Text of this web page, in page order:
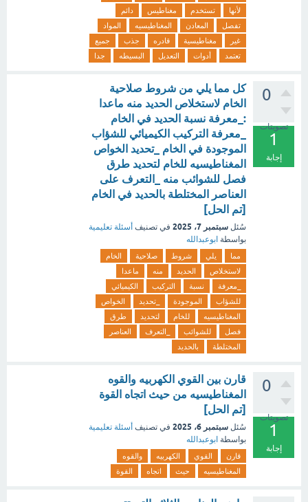
لأنها
تستخدم مغناطيس
دائم
تفصل
المعادن المغناطيسيه
المواد
غير
مغناطيسية قادره جذب
جميع
تعتمد
أدوات التعديل البسيطه جدا
0
تصويتات
1
إجابة
كل مما يلي من شروط صلاحية
الخام لاستخلاص الحديد منه ماعدا
:_معرفة نسبة الحديد في الخام
_معرفة التركيب الكيميائي للشؤاب
الموجودة في الخام _تحديد الخواص
المغناطيسيه للخام لتحديد طرق
فصل للشوائب منه _التعرف على
العناصر المختلطة بالحديد في الخام
[تم الحل]
سُئل سبتمبر 7، 2025 في تصنيف أسئلة تعليمية
بواسطة ابوعبدالله
مما يلي شروط صلاحية
الخام
لاستخلاص
الحديد منه
ماعدا
_معرفة
نسبة التركيب
الكيميائي
للشؤاب
الموجودة _تحديد
الخواص
المغناطيسيه
للخام لتحديد
طرق
فصل
للشوائب _التعرف
العناصر
المختلطة
بالحديد
0
تصويتات
1
إجابة
قارن بين القوي الكهربيه والقوه
المغناطيسيه من حيث اتجاه القوة
[تم الحل]
سُئل سبتمبر 6، 2025 في تصنيف أسئلة تعليمية
بواسطة ابوعبدالله
قارن القوي الكهربيه
والقوه
المغناطيسيه
حيث اتجاه القوة